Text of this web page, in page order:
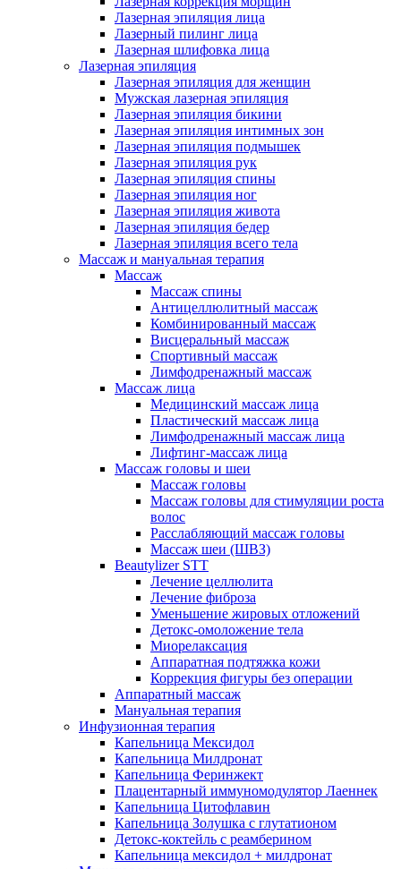
Лазерная эпиляция лица
Лазерный пилинг лица
Лазерная шлифовка лица
Лазерная эпиляция
Лазерная эпиляция для женщин
Мужская лазерная эпиляция
Лазерная эпиляция бикини
Лазерная эпиляция интимных зон
Лазерная эпиляция подмышек
Лазерная эпиляция рук
Лазерная эпиляция спины
Лазерная эпиляция ног
Лазерная эпиляция живота
Лазерная эпиляция бедер
Лазерная эпиляция всего тела
Массаж и мануальная терапия
Массаж
Массаж спины
Антицеллюлитный массаж
Комбинированный массаж
Висцеральный массаж
Спортивный массаж
Лимфодренажный массаж
Массаж лица
Медицинский массаж лица
Пластический массаж лица
Лимфодренажный массаж лица
Лифтинг-массаж лица
Массаж головы и шеи
Массаж головы
Массаж головы для стимуляции роста
волос
Расслабляющий массаж головы
Массаж шеи (ШВЗ)
Beautylizer STT
Лечение целлюлита
Лечение фиброза
Уменьшение жировых отложений
Детокс-омоложение тела
Миорелаксация
Аппаратная подтяжка кожи
Коррекция фигуры без операции
Аппаратный массаж
Мануальная терапия
Инфузионная терапия
Капельница Мексидол
Капельница Милдронат
Капельница Феринжект
Плацентарный иммуномодулятор Лаеннек
Капельница Цитофлавин
Капельница Золушка с глутатионом
Детокс-коктейль с реамберином
Капельница мексидол + милдронат